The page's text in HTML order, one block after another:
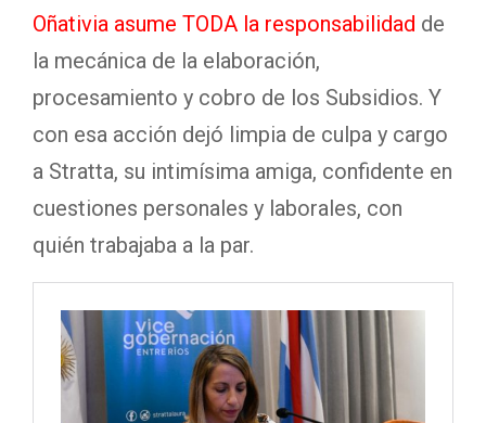
Oñativia asume TODA la responsabilidad de
la mecánica de la elaboración,
procesamiento y cobro de los Subsidios. Y
con esa acción dejó limpia de culpa y cargo
a Stratta, su intimísima amiga, confidente en
cuestiones personales y laborales, con
quién trabajaba a la par.